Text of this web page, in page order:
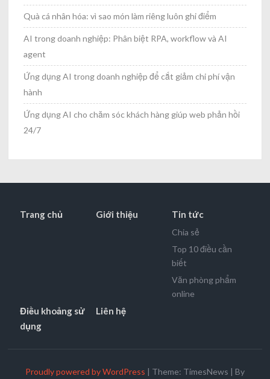
Quà cá nhân hóa: vì sao món làm riêng luôn ghi điểm
AI trong doanh nghiệp: Phân biệt RPA, workflow và AI
agent
Ứng dụng AI trong doanh nghiệp để cắt giảm chi phí vận
hành
Ứng dụng AI cho chăm sóc khách hàng giúp web phản hồi
24/7
Trang chủ Giới thiệu Tin tức
Chia sẻ
Top 10 điều cần
biết
Văn phòng phẩm
online
Điều khoảng sử
dụng
Liên hệ
Proudly powered by WordPress | Theme: TimesNews | By